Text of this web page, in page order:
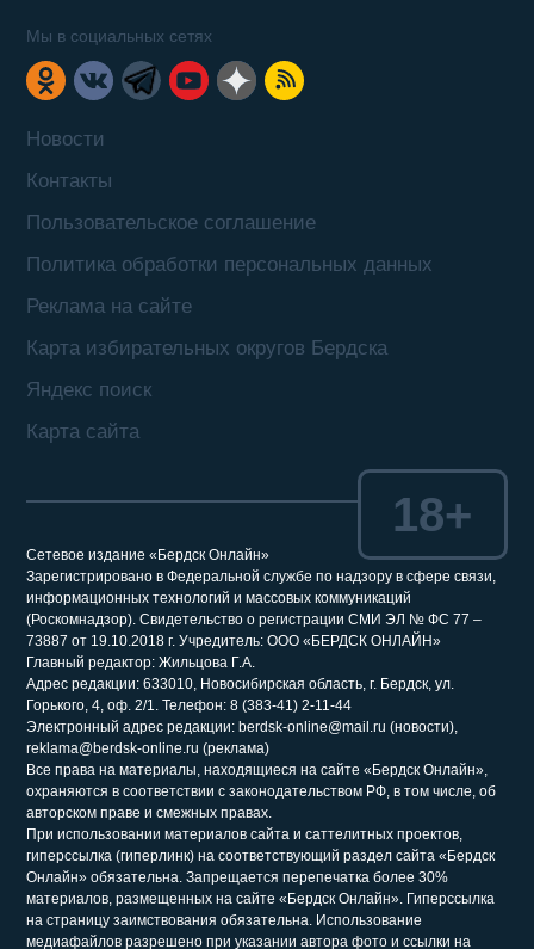
Новости
Контакты
Пользовательское соглашение
Политика обработки персональных данных
Реклама на сайте
Карта избирательных округов Бердска
Яндекс поиск
Карта сайта
Мы в социальных сетях
Сетевое издание «Бердск Онлайн»
Зарегистрировано в Федеральной службе по надзору в сфере связи,
информационных технологий и массовых коммуникаций
(Роскомнадзор). Свидетельство о регистрации СМИ ЭЛ № ФС 77 –
73887 от 19.10.2018 г. Учредитель: ООО «БЕРДСК ОНЛАЙН»
Главный редактор: Жильцова Г.А.
Адрес редакции: 633010, Новосибирская область, г. Бердск, ул.
Горького, 4, оф. 2/1. Телефон: 8 (383-41) 2-11-44
Электронный адрес редакции: berdsk-online@mail.ru (новости),
reklama@berdsk-online.ru (реклама)
Все права на материалы, находящиеся на сайте «Бердск Онлайн»,
охраняются в соответствии с законодательством РФ, в том числе, об
авторском праве и смежных правах.
При использовании материалов сайта и саттелитных проектов,
гиперссылка (гиперлинк) на соответствующий раздел сайта «Бердск
Онлайн» обязательна. Запрещается перепечатка более 30%
материалов, размещенных на сайте «Бердск Онлайн». Гиперссылка
на страницу заимствования обязательна. Использование
медиафайлов разрешено при указании автора фото и ссылки на
18+